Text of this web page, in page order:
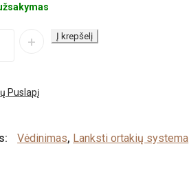
Į krepšelį
Puslapį
Vėdinimas, Lanksti ortakių systema